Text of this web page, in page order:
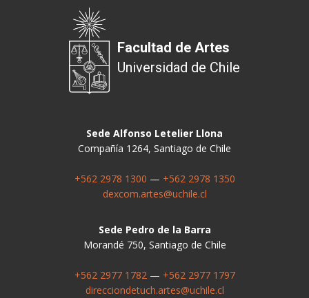
Facultad de Artes
Universidad de Chile
Sede Alfonso Letelier Llona
Compañía 1264, Santiago de Chile
+562 2978 1300 — +562 2978 1350
dexcom.artes@uchile.cl
Sede Pedro de la Barra
Morandé 750, Santiago de Chile
+562 2977 1782— +562 2977 1797
direcciondetuch.artes@uchile.cl